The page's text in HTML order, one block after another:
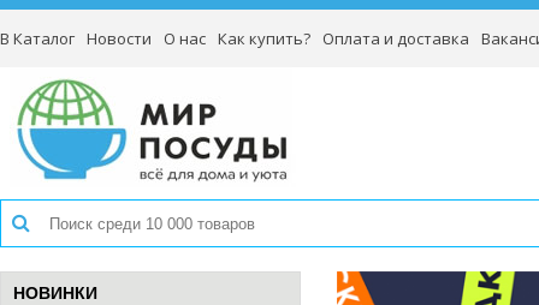
В Каталог Новости О нас Как купить? Оплата и доставка
НОВИНКИ